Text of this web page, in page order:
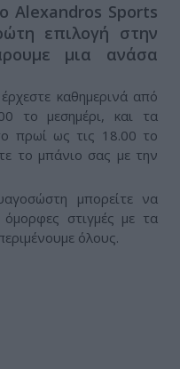
Alexandros Sports
επιλογή στην
μια ανάσα
καθημερινά από
το μεσημέρι, και τα
πρωί ως τις 18.00 το
το μπάνιο σας με την
μπορείτε να
όμορφες στιγμές με τα
όλους.